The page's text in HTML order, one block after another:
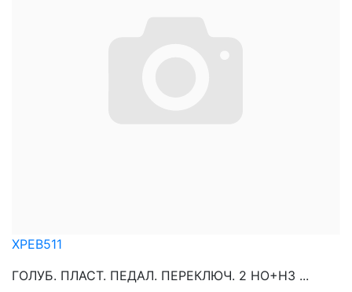
XPEB511
ГОЛУБ. ПЛАСТ. ПЕДАЛ. ПЕРЕКЛЮЧ. 2 НО+НЗ ...